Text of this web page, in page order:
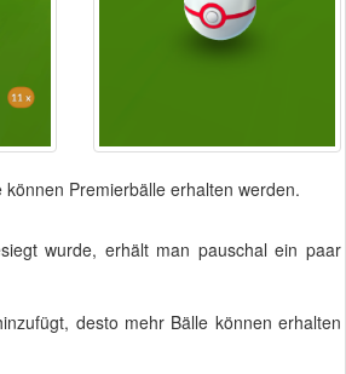
Premierbälle erhalten werden.
wurde, erhält man pauschal ein paar
desto mehr Bälle können erhalten